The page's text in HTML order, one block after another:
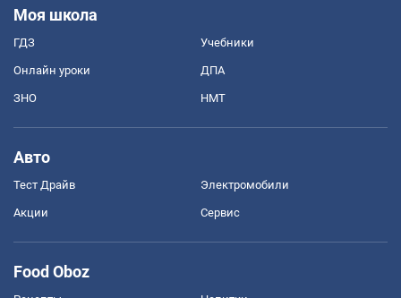
Моя школа
ГДЗ Учебники
Онлайн уроки ДПА
ЗНО НМТ
Авто
Тест Драйв Электромобили
Акции Сервис
Food Oboz